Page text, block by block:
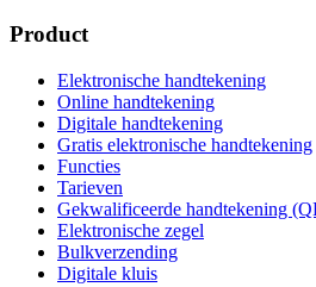
Product
Elektronische handtekening
Online handtekening
Digitale handtekening
Gratis elektronische handtekening
Functies
Tarieven
Gekwalificeerde handtekening
Elektronische zegel
Bulkverzending
Digitale kluis